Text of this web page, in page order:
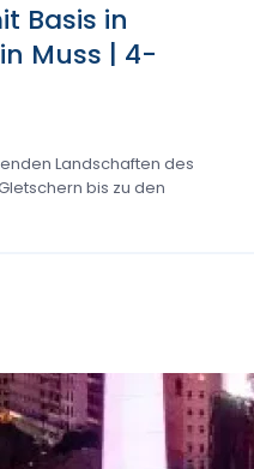
Basis in
Muss | 4-
Landschaften des
bis zu den